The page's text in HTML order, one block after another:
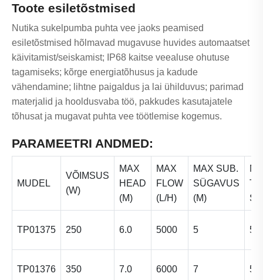
Toote esiletõstmised
Nutika sukelpumba puhta vee jaoks peamised
esiletõstmised hõlmavad mugavuse huvides automaatset
käivitamist/seiskamist; IP68 kaitse veealuse ohutuse
tagamiseks; kõrge energiatõhusus ja kadude
vähendamine; lihtne paigaldus ja lai ühilduvus; parimad
materjalid ja hooldusvaba töö, pakkudes kasutajatele
tõhusat ja mugavat puhta vee töötlemise kogemus.
PARAMEETRI ANDMED:
MUDEL
VÕIMSUS
(W)
MAX
HEAD
(M)
MAX
FLOW
(L/H)
MAX SUB.
SÜGAVUS
(M)
TP01375 250 6.0 5000 5 5
TP01376 350 7.0 6000 7 5